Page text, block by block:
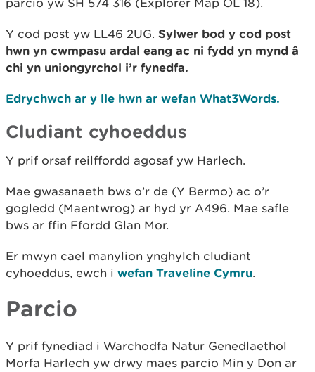
parcio yw SH 574 316 (Explorer Map OL 18).
Y cod post yw LL46 2UG. Sylwer bod y cod post
hwn yn cwmpasu ardal eang ac ni fydd yn mynd â
chi yn uniongyrchol i’r fynedfa.
Edrychwch ar y lle hwn ar wefan What3Words.
Cludiant cyhoeddus
Y prif orsaf reilffordd agosaf yw Harlech.
Mae gwasanaeth bws o’r de (Y Bermo) ac o’r
gogledd (Maentwrog) ar hyd yr A496. Mae safle
bws ar ffin Ffordd Glan Mor.
Er mwyn cael manylion ynghylch cludiant
cyhoeddus, ewch i wefan Traveline Cymru.
Parcio
Y prif fynediad i Warchodfa Natur Genedlaethol
Morfa Harlech yw drwy maes parcio Min y Don ar